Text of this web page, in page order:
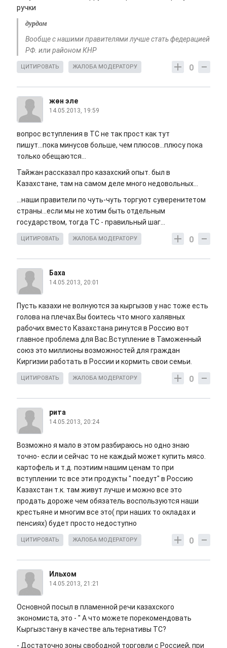
ручки
дурдом
Вообще с нашими правителями лучше стать федерацией
РФ. или районом КНР
0
ЦИТИРОВАТЬ ЖАЛОБА МОДЕРАТОРУ
жөн эле
14.05.2013, 19:59
вопрос вступления в ТС не так прост как тут
пишут...пока минусов больше, чем плюсов...плюсу пока
только обещаются...
Тайжан рассказал про казахский опыт. был в
Казахстане, там на самом деле много недовольных...
...наши правители по чуть-чуть торгуют суверенитетом
страны...если мы не хотим быть отдельным
государством, тогда ТС - правильный шаг...
0
ЦИТИРОВАТЬ ЖАЛОБА МОДЕРАТОРУ
Баха
14.05.2013, 20:01
Пусть казахи не волнуются за кыргызов у нас тоже есть
голова на плечах.Вы боитесь что много халявных
рабочих вместо Казахстана ринутся в Россию вот
главное проблема для Вас.Вступление в Таможенный
союз это миллионы возможностей для граждан
Киргизии работать в России и кормить свои семьи.
0
ЦИТИРОВАТЬ ЖАЛОБА МОДЕРАТОРУ
рита
14.05.2013, 20:24
Возможно я мало в этом разбираюсь но одно знаю
точно- если и сейчас то не каждый может купить мясо.
картофель и т.д. поэтиим нашим ценам то при
вступлении тс все эти продукты " поедут" в Россию
Казахстан т.к. там живут лучше и можно все это
продать дороже чем обязатель воспользуются наши
крестьяне и многим все это( при наших то окладах и
пенсиях) будет просто недоступно
0
ЦИТИРОВАТЬ ЖАЛОБА МОДЕРАТОРУ
Ильхом
14.05.2013, 21:21
Основной посыл в пламенной речи казахского
экономиста, это - " А что можете порекомендовать
Кыргызстану в качестве альтернативы ТС?
- Достаточно зоны свободной торговли с Россией, при